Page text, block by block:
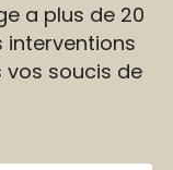
a plus de 20
interventions
soucis de